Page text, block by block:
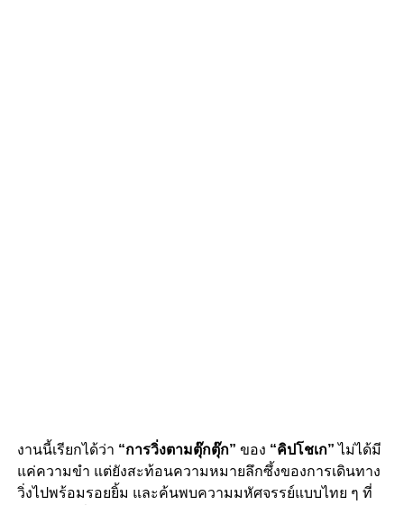
งานนี้เรียกได้ว่า “การวิ่งตามตุ๊กตุ๊ก” ของ “คิปโชเก” ไม่ได้มี
แค่ความขำ แต่ยังสะท้อนความหมายลึกซึ้งของการเดินทาง
วิ่งไปพร้อมรอยยิ้ม และค้นพบความมหัศจรรย์แบบไทย ๆ ที่